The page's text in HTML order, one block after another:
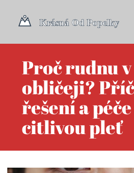
Proč rudnu v
obličeji?
řešení a
citlivou pleť